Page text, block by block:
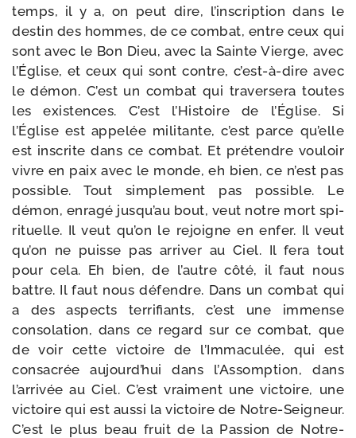
temps, il y a, on peut dire, l’ins­crip­tion dans le
des­tin des hommes, de ce com­bat, entre ceux qui
sont avec le Bon Dieu, avec la Sainte Vierge, avec
l’Église, et ceux qui sont contre, c’est-​à-​dire avec
le démon. C’est un com­bat qui tra­ver­se­ra toutes
les exis­tences. C’est l’Histoire de l’Église. Si
l’Église est appe­lée mili­tante, c’est parce qu’elle
est ins­crite dans ce com­bat. Et pré­tendre vou­loir
vivre en paix avec le monde, eh bien, ce n’est pas
pos­sible. Tout sim­ple­ment pas pos­sible. Le
démon, enra­gé jus­qu’au bout, veut notre mort spi­
ri­tuelle. Il veut qu’on le rejoigne en enfer. Il veut
qu’on ne puisse pas arri­ver au Ciel. Il fera tout
pour cela. Eh bien, de l’autre côté, il faut nous
battre. Il faut nous défendre. Dans un com­bat qui
a des aspects ter­ri­fiants, c’est une immense
conso­la­tion, dans ce regard sur ce com­bat, que
de voir cette vic­toire de l’Immaculée, qui est
consa­crée aujourd’­hui dans l’Assomption, dans
l’ar­ri­vée au Ciel. C’est vrai­ment une vic­toire, une
vic­toire qui est aus­si la vic­toire de Notre-​Seigneur.
C’est le plus beau fruit de la Passion de Notre-​